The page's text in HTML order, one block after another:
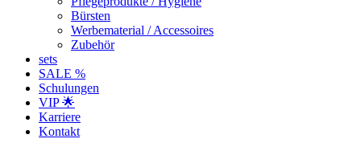
Bürsten
Werbematerial / Accessoires
Zubehör
sets
SALE %
Schulungen
VIP 🌟
Karriere
Kontakt